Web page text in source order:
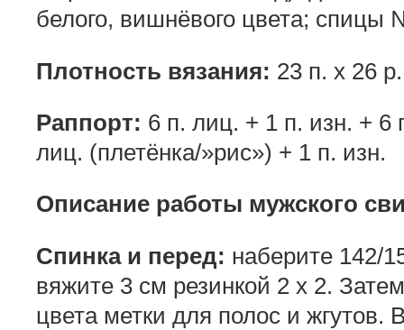
белого, вишнёвого цвета;
Плотность вязания: 23 п. х 26
Раппорт: 6 п. лиц. + 1 п. изн. + 6
лиц. (плетёнка/»рис») + 1 п. изн.
Описание работы мужского
Спинка и перед: наберите 142/
вяжите 3 см резинкой 2 х 2.
цвета метки для полос и жгутов.